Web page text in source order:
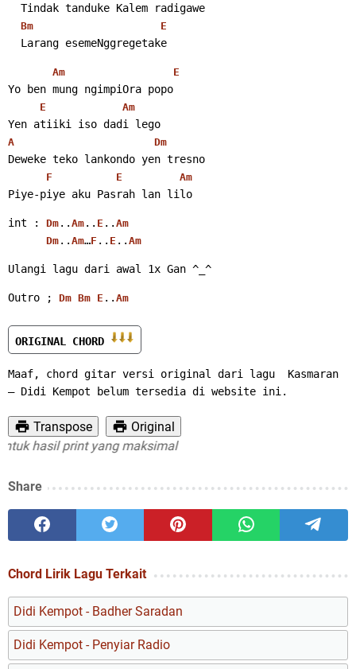
Tindak tanduke Kalem radigawe
Bm E
Larang esemeNggregetake
Am E
Yo ben mung ngimpiOra popo
E Am
Yen atiiki iso dadi lego
A Dm
Deweke teko lankondo yen tresno
F E Am
Piye-piye aku Pasrah lan lilo
int : Dm .. Am .. E .. Am
Dm .. Am…F .. E .. Am
Ulangi lagu dari awal 1x Gan ^_^
Outro ; Dm Bm E .. Am
ORIGINAL CHORD
Maaf, chord gitar versi original dari lagu  Kasmaran
– Didi Kempot belum tersedia di website ini.
Transpose
Original
hasil print yang maksimal
Share
Chord Lirik Lagu Terkait
Didi Kempot - Badher Saradan
Didi Kempot - Penyiar Radio